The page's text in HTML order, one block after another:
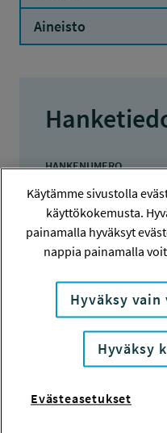
Aineisto
HANKENUMERO
220147
HAKIJA
Tampereen ensi-
TOTEUTTAJA
SIRIA Koulutus- ja
LISÄTIETOJA
Maria Länsiö
Käytämme sivustolla
käyttökokemusta.
painamalla hyväksyt
nappia painamalla
Hyväksy
Hyväksy
Evästeasetukset